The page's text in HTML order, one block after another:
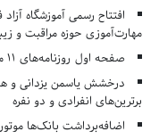
افتتاح رسمی آموزشگاه
مهارت‌آموزی حوزه مراقبت و
صفحه اول روزنامه‌های 11 مرداد 1405
درخشش یاسمن یزدانی و
برترین‌های انفرادی و دو نفره
اضافه‌برداشت بانک‌ها